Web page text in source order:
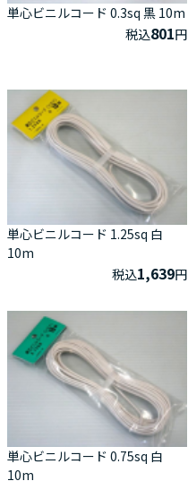
単心ビニルコード 0.3sq 黒 10m
税込801円
単心ビニルコード 1.25sq 白
10m
税込1,639円
単心ビニルコード 0.75sq 白
10m